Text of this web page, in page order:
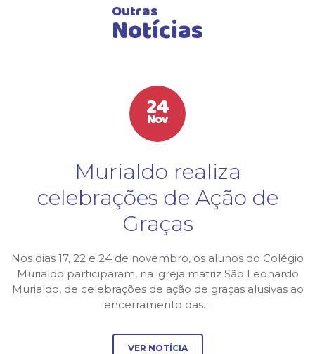
Outras
Notícias
24
Nov
Murialdo realiza
celebrações de Ação de
Graças
Nos dias 17, 22 e 24 de novembro, os alunos do Colégio
Murialdo participaram, na igreja matriz São Leonardo
Murialdo, de celebrações de ação de graças alusivas ao
encerramento das…
VER NOTÍCIA